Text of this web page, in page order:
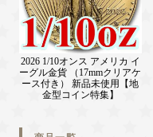
2026 1/10オンス アメリカ イ
ーグル金貨 （17mmクリアケ
ース付き） 新品未使用【地
金型コイン特集】